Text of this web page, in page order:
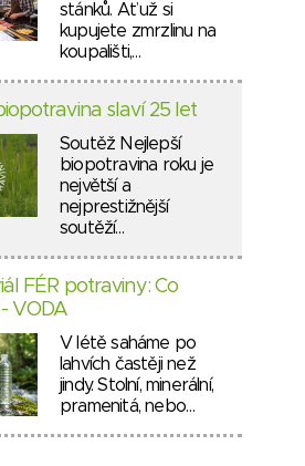
stánků. Ať už si
kupujete zmrzlinu na
koupališti,…
slaví 25 let
Soutěž Nejlepší
biopotravina roku je
největší a
nejprestižnější
soutěží…
FÉR potraviny: Co
VODA
V létě saháme po
lahvích častěji než
jindy. Stolní, minerální,
pramenitá, nebo…